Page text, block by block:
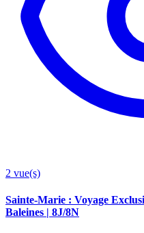
2 vue(s)
Sainte-Marie : Voyage
Baleines | 8J/8N